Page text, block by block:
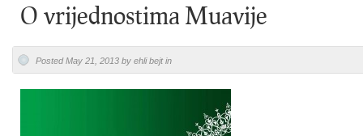
O vrijednostima Muavije
Posted May 21, 2013 by ehli bejt in